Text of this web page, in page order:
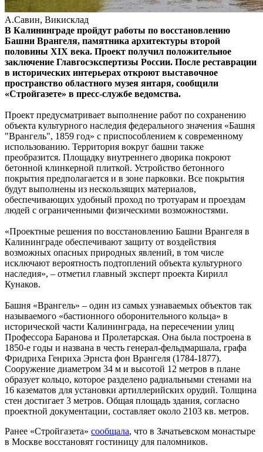
А.Савин, Викисклад
В Калининграде пройдут работы по восстановлению
Башни Врангеля, памятника архитектуры второй
половины XIX века. Проект получил положительное
заключение Главгосэкспертизы России. После реставрации
в исторических интерьерах откроют выставочное
пространство областного музея янтаря, сообщили
«Стройгазете» в пресс-службе ведомства.
Проект предусматривает выполнение работ по сохранению
объекта культурного наследия федерального значения «Башня
"Врангель", 1859 год» с приспособлением к современному
использованию. Территория вокруг башни также
преобразится. Площадку внутреннего дворика покроют
бетонной клинкерной плиткой. Устройство бетонного
покрытия предполагается и в зоне парковки. Все покрытия
будут выполнены из нескользящих материалов,
обеспечивающих удобный проход по тротуарам и проездам
людей с ограниченными физическими возможностями.
«Проектные решения по восстановлению Башни Врангеля в
Калининграде обеспечивают защиту от воздействия
возможных опасных природных явлений, в том числе
исключают вероятность подтоплений объекта культурного
наследия», – отметил главный эксперт проекта Кирилл
Кунаков.
Башня «Врангель» – один из самых узнаваемых объектов так
называемого «бастионного оборонительного кольца» в
исторической части Калининграда, на пересечении улиц
Профессора Баранова и Пролетарская. Она была построена в
1850-е годы и названа в честь генерал-фельдмаршала, графа
Фридриха Генриха Эрнста фон Врангеля (1784-1877).
Сооружение диаметром 34 м и высотой 12 метров в плане
образует кольцо, которое разделено радиальными стенами на
16 казематов для установки артиллерийских орудий. Толщина
стен достигает 3 метров. Общая площадь здания, согласно
проектной документации, составляет около 2103 кв. метров.
Ранее «Стройгазета» сообщала, что в Зачатьевском монастыре
в Москве восстановят гостиницу для паломников.